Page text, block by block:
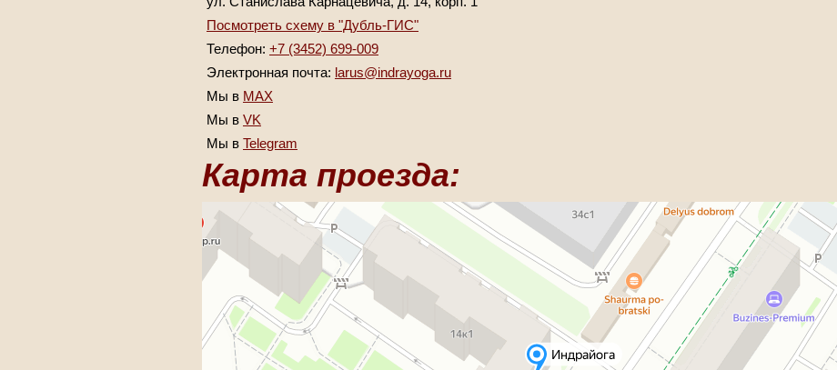
Посмотреть схему в "Дубль-ГИС"
Телефон: +7 (3452) 699-009
Электронная почта: larus@indrayoga.ru
Мы в MAX
Мы в VK
Мы в Telegram
Карта проезда: